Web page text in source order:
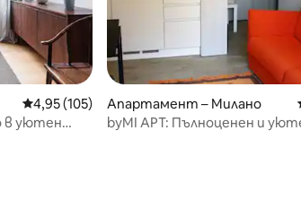
Средна оценка: 4,95 от 5, 105 отзива
4,95 (105)
в уютен
Апартамент – Милано
byMI APT: Пълноценен и